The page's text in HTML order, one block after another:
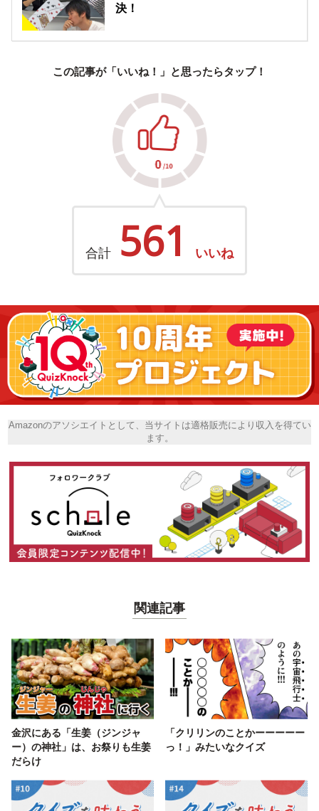
決！
この記事が「いいね！」と思ったらタップ！
合計 561 いいね
Amazonのアソシエイトとして、当サイトは適格販売により収入を得てい
ます。
関連記事
金沢にある「生姜（ジンジャ
ー）の神社」は、お祭りも生姜
だらけ
「クリリンのことかーーーーー
っ！」みたいなクイズ